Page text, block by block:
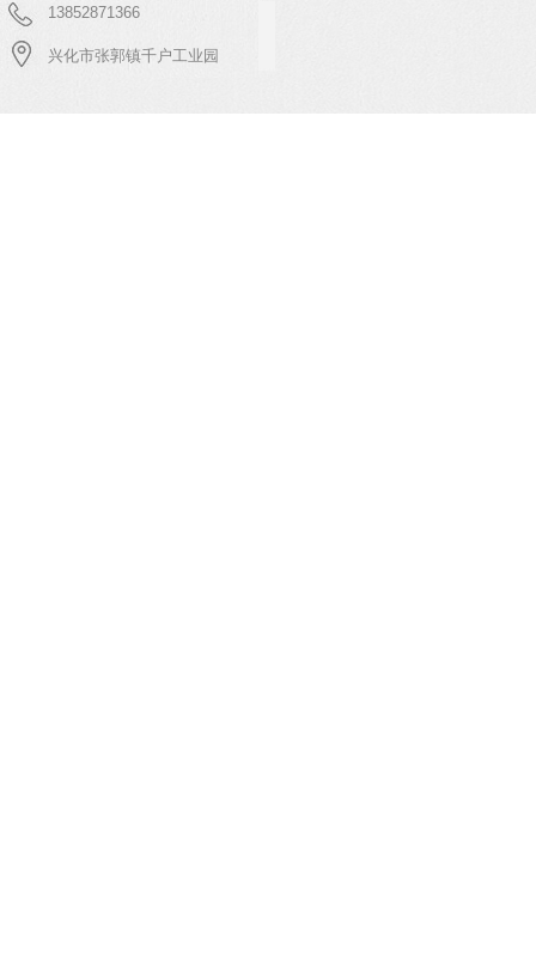
13852871366
兴化市张郭镇千户工业园